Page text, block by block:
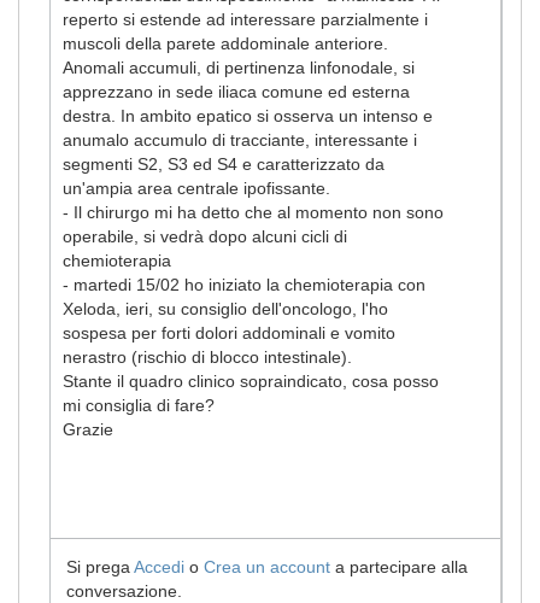
reperto si estende ad interessare parzialmente i
muscoli della parete addominale anteriore.
Anomali accumuli, di pertinenza linfonodale, si
apprezzano in sede iliaca comune ed esterna
destra. In ambito epatico si osserva un intenso e
anumalo accumulo di tracciante, interessante i
segmenti S2, S3 ed S4 e caratterizzato da
un'ampia area centrale ipofissante.
- Il chirurgo mi ha detto che al momento non sono
operabile, si vedrà dopo alcuni cicli di
chemioterapia
- martedi 15/02 ho iniziato la chemioterapia con
Xeloda, ieri, su consiglio dell'oncologo, l'ho
sospesa per forti dolori addominali e vomito
nerastro (rischio di blocco intestinale).
Stante il quadro clinico sopraindicato, cosa posso
mi consiglia di fare?
Grazie
Si prega Accedi o Crea un account a partecipare alla
conversazione.